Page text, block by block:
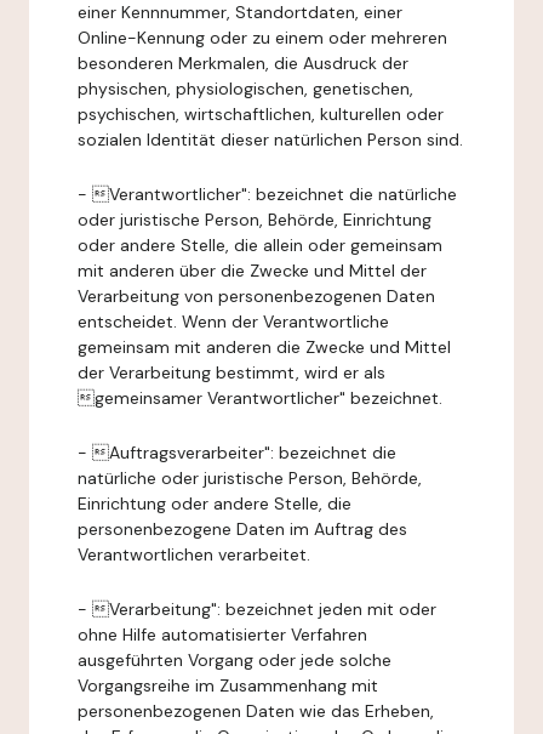
einer Kennnummer, Standortdaten, einer
Online-Kennung oder zu einem oder mehreren
besonderen Merkmalen, die Ausdruck der
physischen, physiologischen, genetischen,
psychischen, wirtschaftlichen, kulturellen oder
sozialen Identität dieser natürlichen Person sind.
- Verantwortlicher": bezeichnet die natürliche
oder juristische Person, Behörde, Einrichtung
oder andere Stelle, die allein oder gemeinsam
mit anderen über die Zwecke und Mittel der
Verarbeitung von personenbezogenen Daten
entscheidet. Wenn der Verantwortliche
gemeinsam mit anderen die Zwecke und Mittel
der Verarbeitung bestimmt, wird er als
gemeinsamer Verantwortlicher" bezeichnet.
- Auftragsverarbeiter": bezeichnet die
natürliche oder juristische Person, Behörde,
Einrichtung oder andere Stelle, die
personenbezogene Daten im Auftrag des
Verantwortlichen verarbeitet.
- Verarbeitung": bezeichnet jeden mit oder
ohne Hilfe automatisierter Verfahren
ausgeführten Vorgang oder jede solche
Vorgangsreihe im Zusammenhang mit
personenbezogenen Daten wie das Erheben,